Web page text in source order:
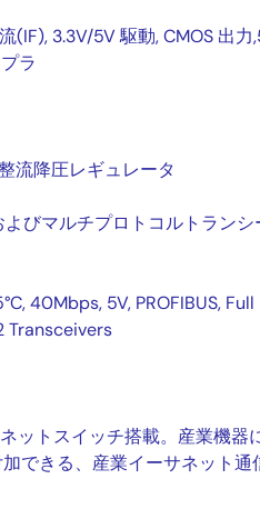
(IF), 3.3V/5V 駆動, CMOS 出力
ラ
流降圧レギュレータ
びマルチプロトコルトランシ
40Mbps, 5V, PROFIBUS, Full
Transceivers
ットスイッチ搭載。産業機器
できる、産業イーサネット通